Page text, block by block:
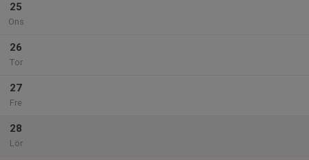
25
Ons
26
Tor
27
Fre
28
Lör